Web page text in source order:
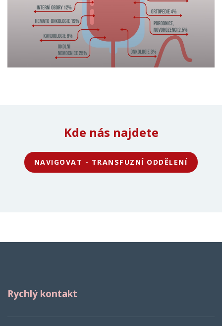
Kde nás najdete
NAVIGOVAT - TRANSFUZNÍ ODDĚLENÍ
Rychlý kontakt